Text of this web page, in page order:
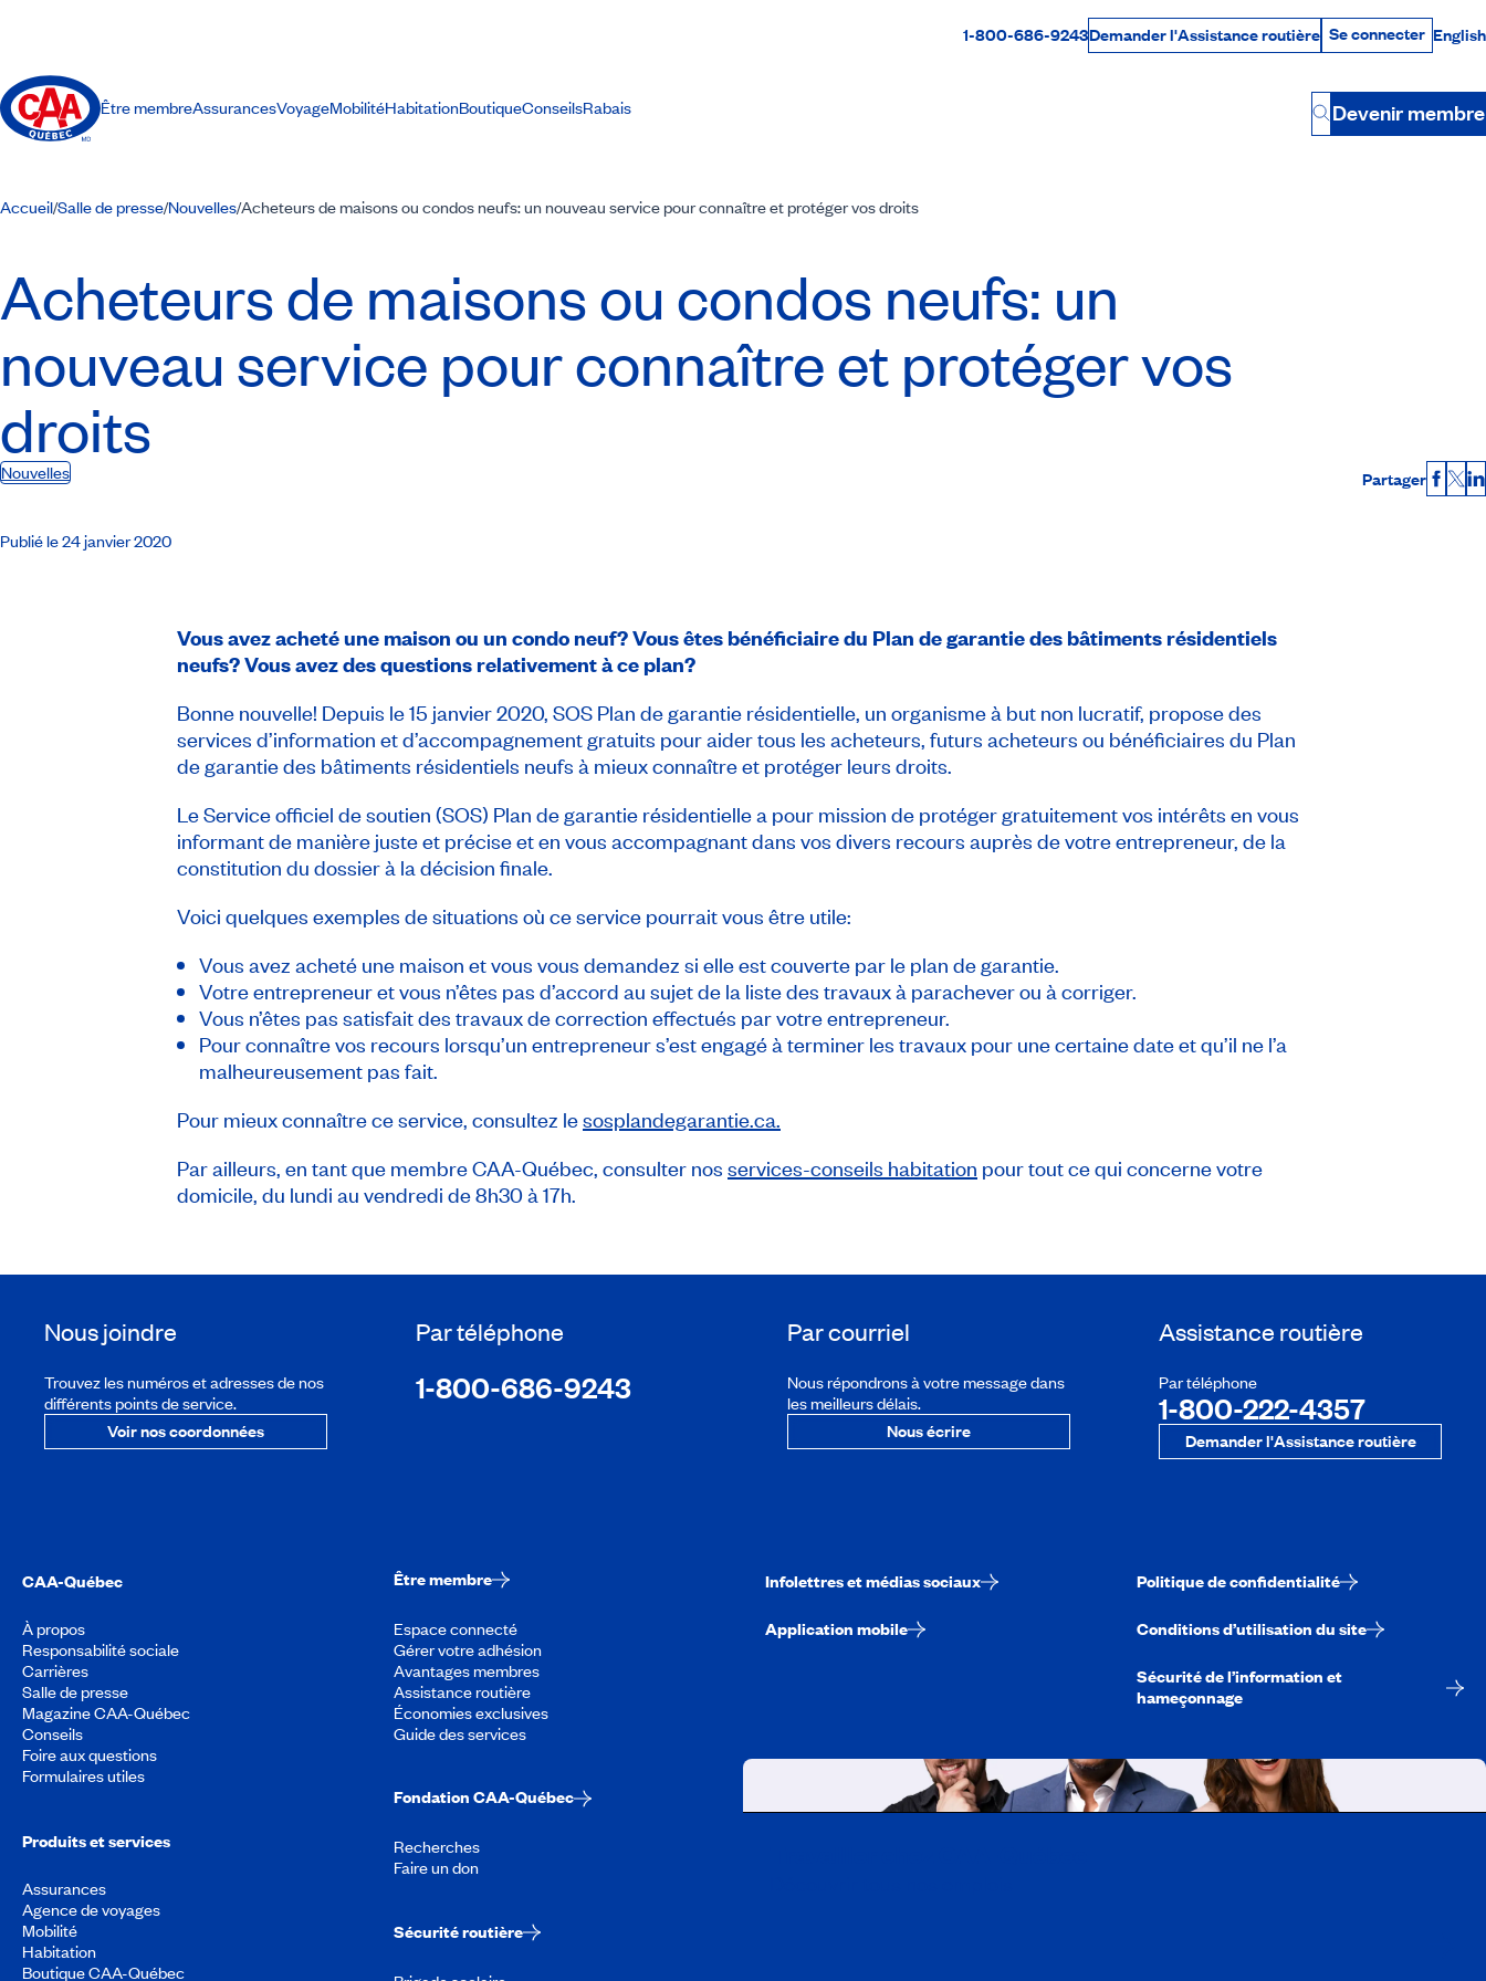
Par téléphone
1-800-686-9243Demander l'Assistance routière Se connecter
Se connecter English
Être membreAssurancesVoyageMobilitéHabitationBoutiqueConseilsRabais
Button
Devenir membre
Accueil/Salle de presse/Nouvelles/Acheteurs de maisons ou condos neufs: un nouveau service pour connaître et protéger vos droits
Acheteurs de maisons ou condos neufs: un
nouveau service pour connaître et protéger vos
droits
Nouvelles Partager X
Publié le 24 janvier 2020
Vous avez acheté une maison ou un condo neuf? Vous êtes bénéficiaire du Plan de garantie des bâtiments résidentiels
neufs? Vous avez des questions relativement à ce plan?
Bonne nouvelle! Depuis le 15 janvier 2020, SOS Plan de garantie résidentielle, un organisme à but non lucratif, propose des
services d’information et d’accompagnement gratuits pour aider tous les acheteurs, futurs acheteurs ou bénéficiaires du Plan
de garantie des bâtiments résidentiels neufs à mieux connaître et protéger leurs droits.
Le Service officiel de soutien (SOS) Plan de garantie résidentielle a pour mission de protéger gratuitement vos intérêts en vous
informant de manière juste et précise et en vous accompagnant dans vos divers recours auprès de votre entrepreneur, de la
constitution du dossier à la décision finale.
Voici quelques exemples de situations où ce service pourrait vous être utile:
Vous avez acheté une maison et vous vous demandez si elle est couverte par le plan de garantie.
Votre entrepreneur et vous n’êtes pas d’accord au sujet de la liste des travaux à parachever ou à corriger.
Vous n’êtes pas satisfait des travaux de correction effectués par votre entrepreneur.
Pour connaître vos recours lorsqu’un entrepreneur s’est engagé à terminer les travaux pour une certaine date et qu’il ne l’a
malheureusement pas fait.
Pour mieux connaître ce service, consultez lesosplandegarantie.ca.
Par ailleurs, en tant que membre CAA-Québec, consulter nos services-conseils habitation pour tout ce qui concerne votre
domicile, du lundi au vendredi de 8h30 à 17h.
Nous joindre
Trouvez les numéros et adresses de nos
différents points de service.
Voir nos coordonnées
Par téléphone
1-800-686-9243
Par courriel
Nous répondrons à votre message dans
les meilleurs délais.
Nous écrire
Assistance routière
Par téléphone
1-800-222-4357
Demander l'Assistance routière
CAA-Québec
À propos
Responsabilité sociale
Carrières
Salle de presse
Magazine CAA-Québec
Conseils
Foire aux questions
Formulaires utiles
Produits et services
Assurances
Agence de voyages
Mobilité
Habitation
Boutique CAA-Québec
Être membre
Espace connecté
Gérer votre adhésion
Avantages membres
Assistance routière
Économies exclusives
Guide des services
Fondation CAA-Québec
Recherches
Faire un don
Sécurité routière
Infolettres et médias sociaux
Application mobile
Politique de confidentialité
Conditions d’utilisation du site
Sécurité de l’information et
hameçonnage